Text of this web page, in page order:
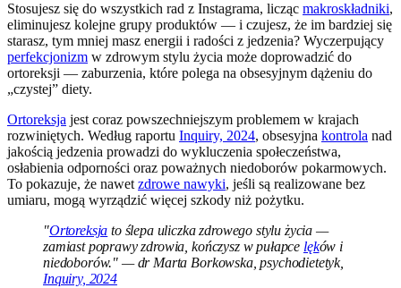
Stosujesz się do wszystkich rad z Instagrama, licząc makroskładniki,
eliminujesz kolejne grupy produktów — i czujesz, że im bardziej się
starasz, tym mniej masz energii i radości z jedzenia? Wyczerpujący
perfekcjonizm w zdrowym stylu życia może doprowadzić do
ortoreksji — zaburzenia, które polega na obsesyjnym dążeniu do
„czystej” diety.
Ortoreksja jest coraz powszechniejszym problemem w krajach
rozwiniętych. Według raportu Inquiry, 2024, obsesyjna kontrola nad
jakością jedzenia prowadzi do wykluczenia społeczeństwa,
osłabienia odporności oraz poważnych niedoborów pokarmowych.
To pokazuje, że nawet zdrowe nawyki, jeśli są realizowane bez
umiaru, mogą wyrządzić więcej szkody niż pożytku.
"Ortoreksja to ślepa uliczka zdrowego stylu życia —
zamiast poprawy zdrowia, kończysz w pułapce lęków i
niedoborów." — dr Marta Borkowska, psychodietetyk,
Inquiry, 2024